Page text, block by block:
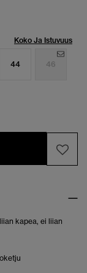
Koko Ja Istuvuus
44 46
kapea, ei liian